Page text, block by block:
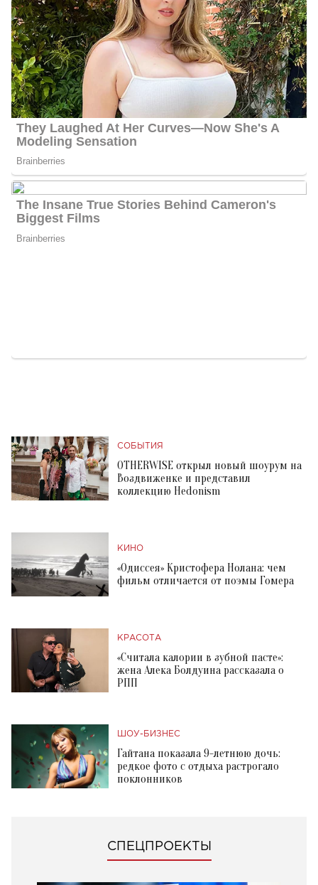
СОБЫТИЯ
OTHERWISE открыл новый шоурум на
Воздвиженке и представил
коллекцию Hedonism
КИНО
«Одиссея» Кристофера Нолана: чем
фильм отличается от поэмы Гомера
КРАСОТА
«Считала калории в зубной пасте»:
жена Алека Болдуина рассказала о
РПП
ШОУ-БИЗНЕС
Гайтана показала 9-летнюю дочь:
редкое фото с отдыха растрогало
поклонников
СПЕЦПРОЕКТЫ